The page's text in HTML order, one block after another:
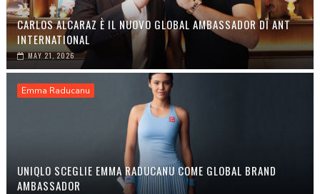
CARLOS ALCARAZ È IL NUOVO GLOBAL AMBASSADOR DI ANT
INTERNATIONAL
MAY 21, 2026
Emma Raducanu
UNIQLO SCEGLIE EMMA RADUCANU COME GLOBAL BRAND
AMBASSADOR